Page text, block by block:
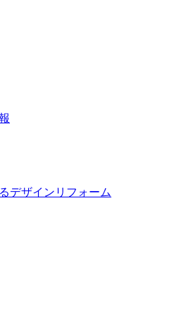
デザインリフォーム